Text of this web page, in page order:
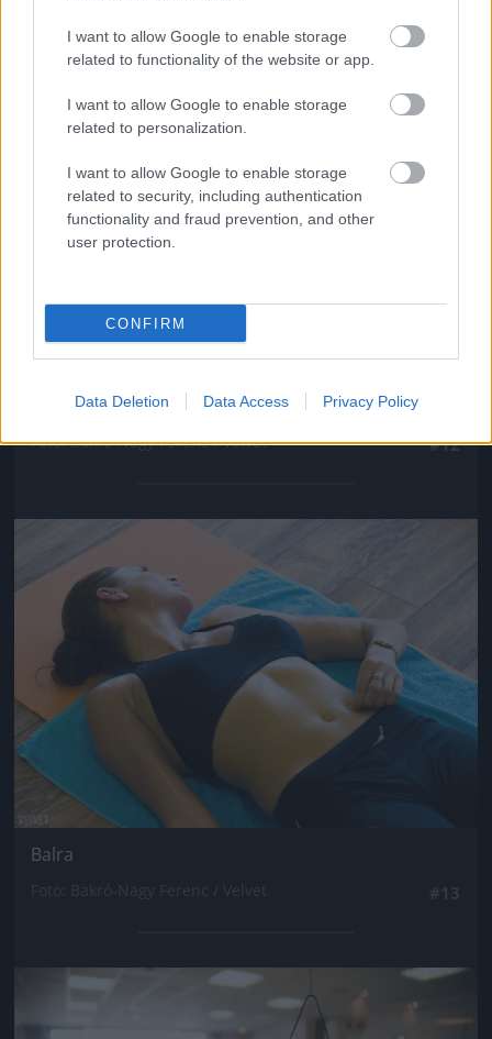
I want to allow Google to enable storage
related to functionality of the website or app.
I want to allow Google to enable storage
related to personalization.
I want to allow Google to enable storage
related to security, including authentication
functionality and fraud prevention, and other
user protection.
CONFIRM
Data Deletion Data Access Privacy Policy
Jön még kép!
Ő végig mozdulatlan maradt
Fotó: Bakró-Nagy Ferenc / Velvet #12
Balra
Jön még kép!